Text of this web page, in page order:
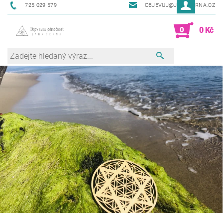
725 029 579 OBJEVUJ@JANACERNA.CZ
0 0 Kč